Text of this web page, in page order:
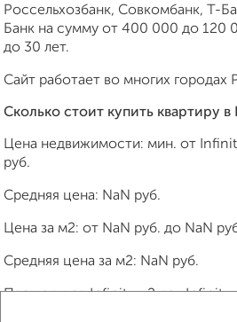
Россельхозбанк, Совкомбанк, Т-
Банк на сумму от 400 000 до 120
до 30 лет.
Сайт работает во многих городах
Сколько стоит купить квартиру в
Цена недвижимости: мин. от
руб.
Средняя цена: NaN руб.
Цена за м2: от NaN руб. до NaN
Средняя цена за м2: NaN руб.
Площадь: отInfinityм2 до-Infinity